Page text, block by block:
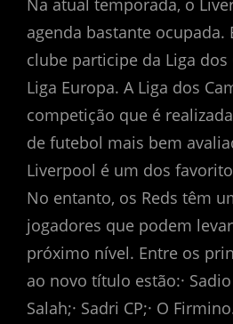
Na atual temporada, o
agenda bastante ocupada.
clube participe da Liga dos
Liga Europa. A Liga dos
competição que é
de futebol mais bem
Liverpool é um dos
No entanto, os Reds têm
jogadores que podem
próximo nível. Entre os
ao novo título estão:·
Salah;· Sadri CP;· O